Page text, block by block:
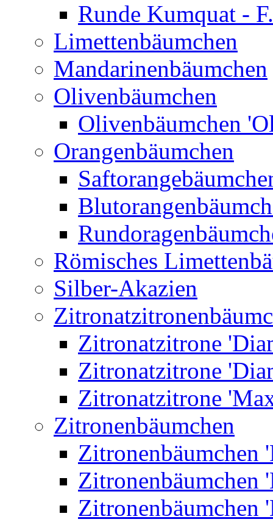
Runde Kumquat -
Limettenbäumchen
Mandarinenbäumchen
Olivenbäumchen
Olivenbäumchen
Orangenbäumchen
Römisches
Silber-Akazien
Zitronatzitrone
Zitronatzitrone
Zitronatzitrone
Zitronenbäumchen
Zitronenbäumchen
Zitronenbäumchen
Zitronenbäumchen